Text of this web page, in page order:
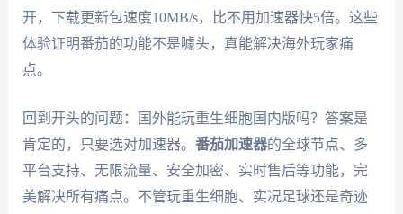
开，下载更新包速度10MB/s，比不用加速器快5倍。这些
体验证明番茄的功能不是噱头，真能解决海外玩家痛
点。
回到开头的问题：国外能玩重生细胞国内版吗？答案是
肯定的，只要选对加速器。 番茄加速器的全球节点、多
平台支持、无限流量、安全加密、实时售后等功能，完
美解决所有痛点。不管玩重生细胞、实况足球还是奇迹